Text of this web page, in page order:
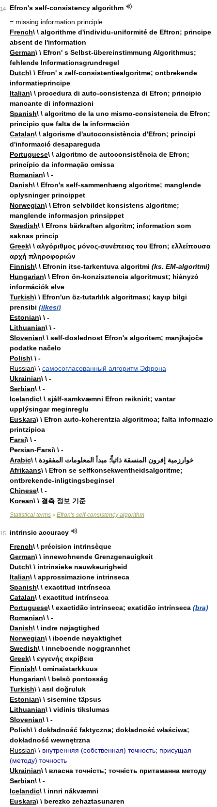
14
Efron's self-consistency algorithm
= missing information principle
French\ \ algorithme d'individu-uniformité de Eftron; principe
absent de l'information
German\ \ Efron' s Selbst-übereinstimmung Algorithmus;
fehlende Informationsgrundregel
Dutch\ \ Efron' s zelf-consistentiealgoritme; ontbrekende
informatieprincipe
Italian\ \ procedura di auto-consistenza di Efron; principio
mancante di informazioni
Spanish\ \ algoritmo de la uno mismo-consistencia de Efron;
principio que falta de la información
Catalan\ \ algorisme d'autoconsistència d'Efron; principi
d'informació desapareguda
Portuguese\ \ algoritmo de autoconsistência de Efron;
princípio da informação omissa
Romanian\ \ -
Danish\ \ Efron's self-sammenhæng algoritme; manglende
oplysninger princippet
Norwegian\ \ Efron selvbildet konsistens algoritme;
manglende informasjon prinsippet
Swedish\ \ Efrons bärkraften algoritm; information som
saknas princip
Greek\ \ αλγόριθμος μόνος-συνέπειας του Efron; ελλείπουσα
αρχή πληροφοριών
Finnish\ \ Efronin itse-tarkentuva algoritmi (ks. EM-algoritmi)
Hungarian\ \ Efron ön-konzisztencia algoritmust; hiányzó
információk elve
Turkish\ \ Efron'un öz-tutarlılık algoritması; kayıp bilgi
prensibi (ilkesi)
Estonian\ \ -
Lithuanian\ \ -
Slovenian\ \ self-doslednost Efron's algoritem; manjkajoče
podatke načelo
Polish\ \ -
Russian\ \ самосогласованный алгоритм Эфрона
Ukrainian\ \ -
Serbian\ \ -
Icelandic\ \ sjálf-samkvæmni Efron reiknirit; vantar
upplýsingar meginreglu
Euskara\ \ Efron auto-koherentzia algoritmoa; falta informazio
printzipioa
Farsi\ \ -
Persian-Farsi\ \ -
Arabic
\ \ خوارزمية إفرون المنسقة ذاتياً؛ مبدأ المعلومات المفقودة
Afrikaans\ \ Efron se selfkonsekwentheidsalgoritme;
ontbrekende-inligtingsbeginsel
Chinese\ \ -
Korean\ \ 결측 정보 기준
Statistical terms > Efron's self-consistency algorithm
15
intrinsic accuracy
French\ \ précision intrinsèque
German\ \ innewohnende Grenzgenauigkeit
Dutch\ \ intrinsieke nauwkeurigheid
Italian\ \ approssimazione intrinseca
Spanish\ \ exactitud intrínseca
Catalan\ \ exactitud intrínseca
Portuguese\ \ exactidão intrínseca; exatidão intrínseca (bra)
Romanian\ \ -
Danish\ \ indre nøjagtighed
Norwegian\ \ iboende nøyaktighet
Swedish\ \ inneboende noggrannhet
Greek\ \ εγγενής ακρίβεια
Finnish\ \ ominaistarkkuus
Hungarian\ \ belsõ pontosság
Turkish\ \ asıl doğruluk
Estonian\ \ sisemine täpsus
Lithuanian\ \ vidinis tikslumas
Slovenian\ \ -
Polish\ \ dokładność faktyczna; dokładność właściwa;
dokładność wewnętrzna
Russian\ \ внутренняя (собственная) точность; присущая
(методу) точность
Ukrainian\ \ власна точність; точність притаманна методу
Serbian\ \ -
Icelandic\ \ innri nákvæmni
Euskara\ \ berezko zehaztasunaren